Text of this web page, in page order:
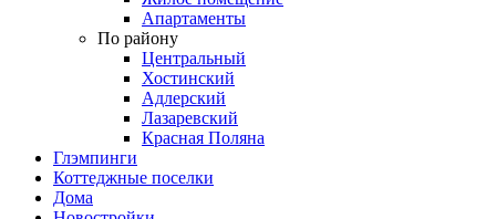
Апартаменты
По району
Центральный
Хостинский
Адлерский
Лазаревский
Красная Поляна
Глэмпинги
Коттеджные поселки
Дома